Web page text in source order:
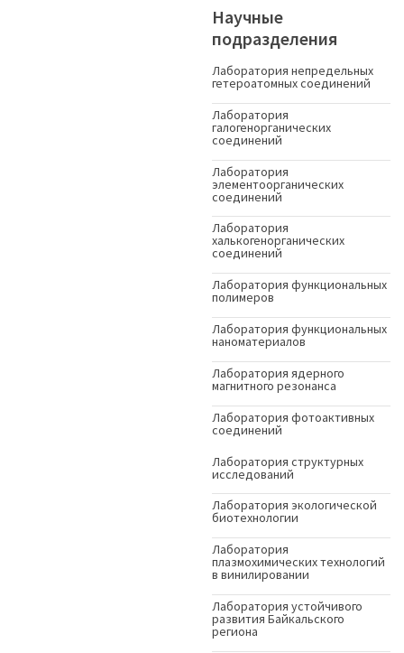
Научные
подразделения
Лаборатория непредельных
гетероатомных соединений
Лаборатория
галогенорганических
соединений
Лаборатория
элементоорганических
соединений
Лаборатория
халькогенорганических
соединений
Лаборатория функциональных
полимеров
Лаборатория функциональных
наноматериалов
Лаборатория ядерного
магнитного резонанса
Лаборатория фотоактивных
соединений
Лаборатория структурных
исследований
Лаборатория экологической
биотехнологии
Лаборатория
плазмохимических технологий
в винилировании
Лаборатория устойчивого
развития Байкальского
региона